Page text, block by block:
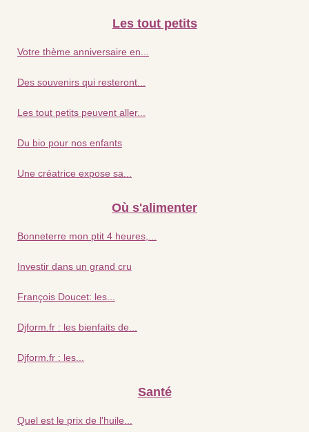
Les tout petits
Votre thème anniversaire en...
Des souvenirs qui resteront...
Les tout petits peuvent aller...
Du bio pour nos enfants
Une créatrice expose sa...
Où s'alimenter
Bonneterre mon ptit 4 heures,...
Investir dans un grand cru
François Doucet: les...
Djform.fr : les bienfaits de...
Djform.fr : les...
Santé
Quel est le prix de l'huile...